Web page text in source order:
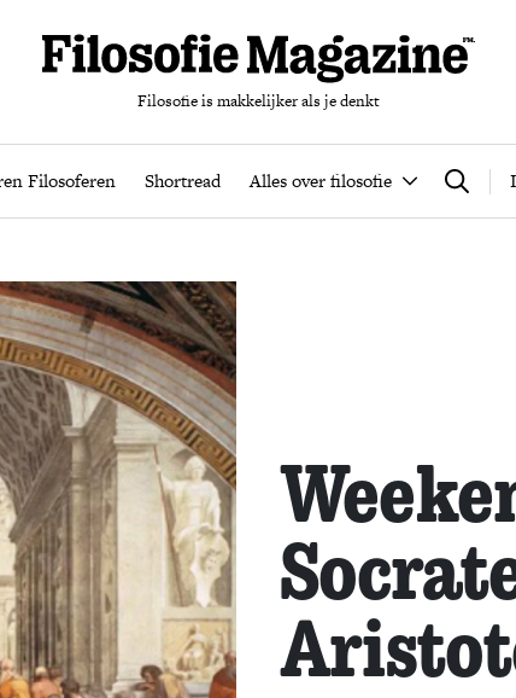
Filosofie is makkelijker als je denkt
Filosoferen Shortread Alles over filosofie Zoeken
Podcast Leren Filosoferen Shortread Alles over